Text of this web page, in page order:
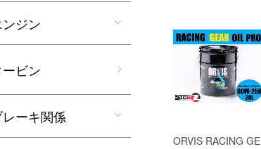
ORVIS RACING GE
ジン
ービン
レーキ関係